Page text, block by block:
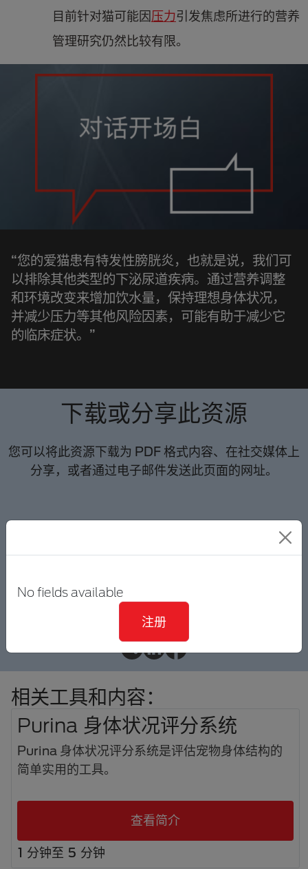
目前针对猫可能因压力引发焦虑所进行的营养
管理研究仍然比较有限。
“您的爱猫患有特发性膀胱炎，也就是说，我们可
以排除其他类型的下泌尿道疾病。通过营养调整
和环境改变来增加饮水量，保持理想身体状况，
并减少压力等其他风险因素，可能有助于减少它
的临床症状。”
下载或分享此资源
您可以将此资源下载为 PDF 格式内容、在社交媒体上
分享，或者通过电子邮件发送此页面的网址。
相关工具和内容：
Purina 身体状况评分系统
Purina 身体状况评分系统是评估宠物身体结构的
简单实用的工具。
查看简介
1 分钟至 5 分钟
No fields available
注册